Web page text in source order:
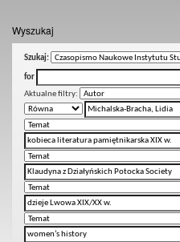
Wyszukaj
Szukaj:
for
Aktualne filtry: